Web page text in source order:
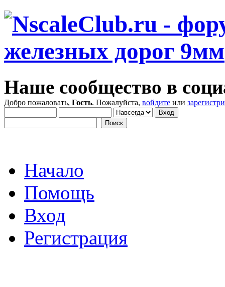
Наше сообщество в
Добро пожаловать, Гость. Пожалуйста, войдите или
Начало
Помощь
Вход
Регистрация